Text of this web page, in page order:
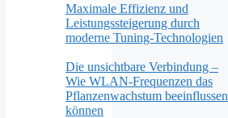
Maximale Effizienz und
Leistungssteigerung durch
moderne Tuning-Technologien
Die unsichtbare Verbindung –
Wie WLAN-Frequenzen das
Pflanzenwachstum beeinflussen
können